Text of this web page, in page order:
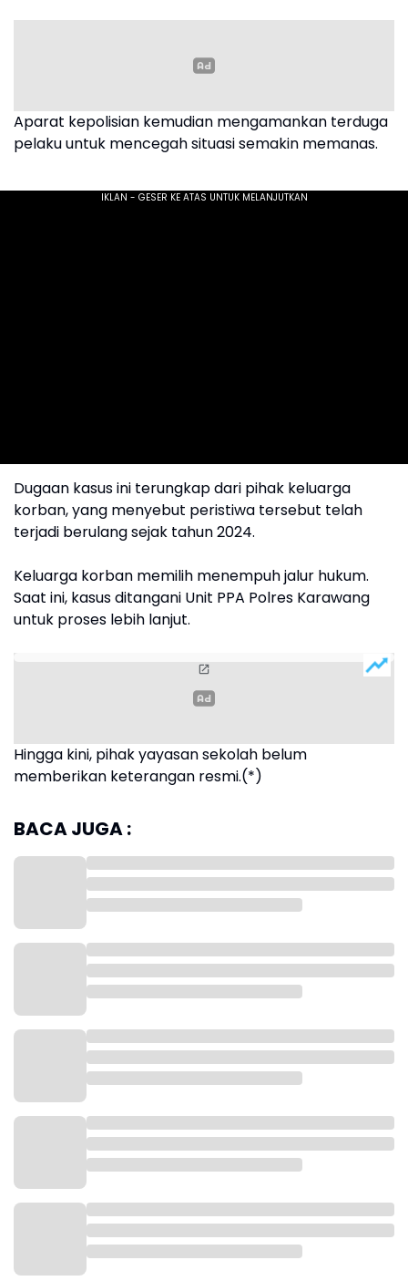
Aparat kepolisian kemudian mengamankan terduga
pelaku untuk mencegah situasi semakin memanas.
Dugaan kasus ini terungkap dari pihak keluarga
korban, yang menyebut peristiwa tersebut telah
terjadi berulang sejak tahun 2024.
Keluarga korban memilih menempuh jalur hukum.
Saat ini, kasus ditangani Unit PPA Polres Karawang
untuk proses lebih lanjut.
Hingga kini, pihak yayasan sekolah belum
memberikan keterangan resmi.(*)
BACA JUGA :